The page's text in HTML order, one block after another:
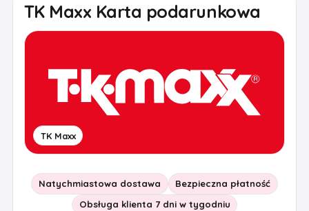
TK Maxx Karta podarunkowa
TK Maxx
Natychmiastowa dostawa
Bezpieczna płatność
Obsługa klienta 7 dni w tygodniu